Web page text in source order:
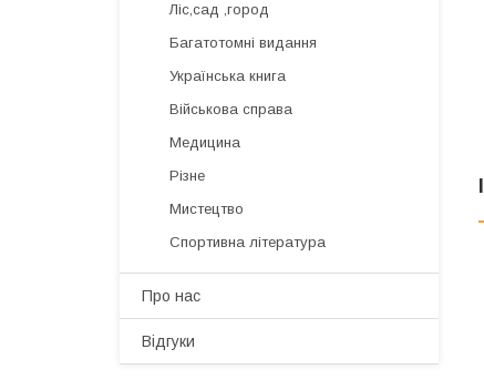
Ліс,сад ,город
Багатотомні видання
Українська книга
Військова справа
Медицина
Різне
Мистецтво
Спортивна література
Про нас
Відгуки